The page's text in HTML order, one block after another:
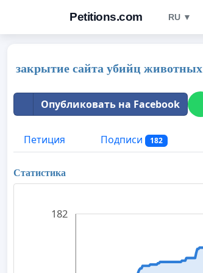
Petitions.com RU ▼
закрытие сайта убийц животных
Опубликовать на Facebook
Петиция Подписи 182
Статистика
182